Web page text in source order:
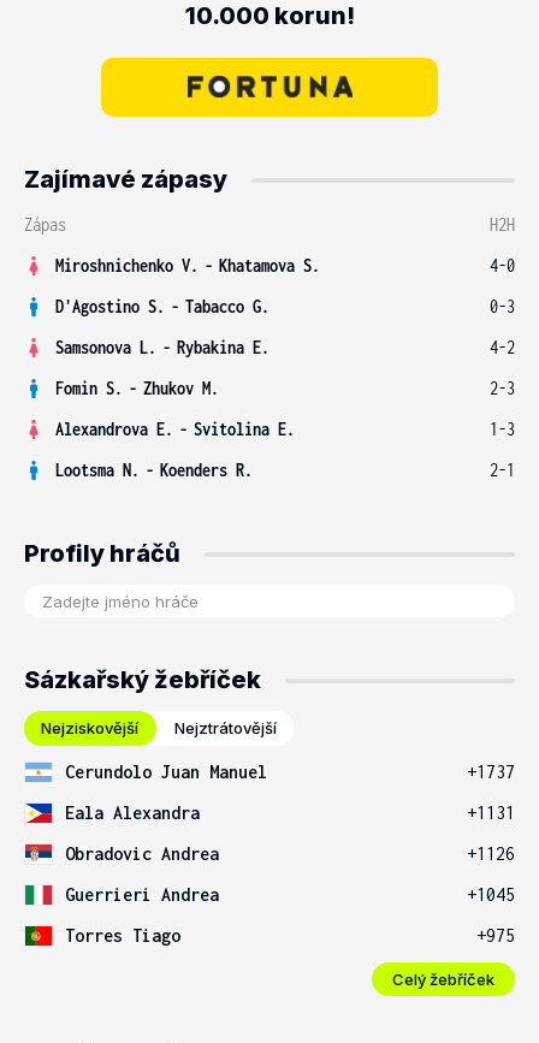
10.000 korun!
Zajímavé zápasy
Zápas
H2H
Miroshnichenko V. - Khatamova S.
4-0
D'Agostino S. - Tabacco G.
0-3
Samsonova L. - Rybakina E.
4-2
Fomin S. - Zhukov M.
2-3
Alexandrova E. - Svitolina E.
1-3
Lootsma N. - Koenders R. 2-1
Profily hráčů
Sázkařský žebříček
Nejziskovější Nejztrátovější
Cerundolo Juan Manuel
+1737
Eala Alexandra
+1131
Obradovic Andrea
+1126
Guerrieri Andrea
+1045
Torres Tiago
+975
Celý žebříček